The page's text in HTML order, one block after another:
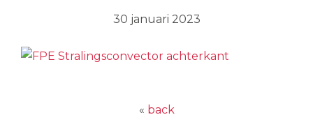
30 januari 2023
« back